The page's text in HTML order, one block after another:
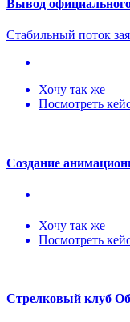
Вывод
Стабильный поток
Хочу так же
Посмотреть
Создание
Хочу так же
Посмотреть
Стрелковый клуб